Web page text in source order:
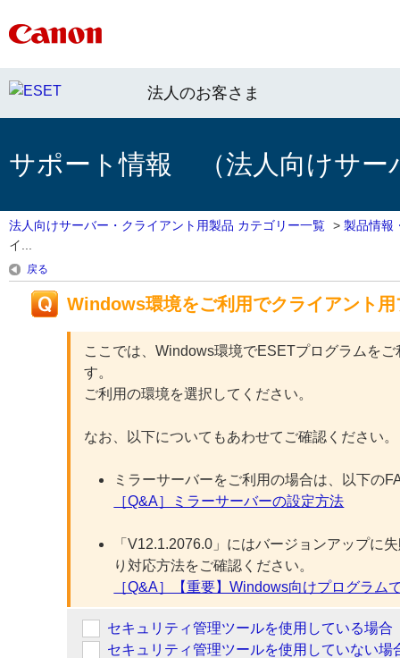
法人のお客さま
サポート情報 （法人向けサー
法人向けサーバー・クライアント用製品 カテゴリー一覧 > 製品情報
イ...
戻る
Windows環境をご利用でクライアント
ここでは、Windows環境でESETプログラムを
す。
ご利用の環境を選択してください。
なお、以下についてもあわせてご確認ください。
ミラーサーバーをご利用の場合は、以下の
［Q&A］ミラーサーバーの設定方法
「V12.1.2076.0」にはバージョンアップに
り対応方法をご確認ください。
［Q&A］【重要】Windows向けプログラ
セキュリティ管理ツールを使用している場合
セキュリティ管理ツールを使用していない場